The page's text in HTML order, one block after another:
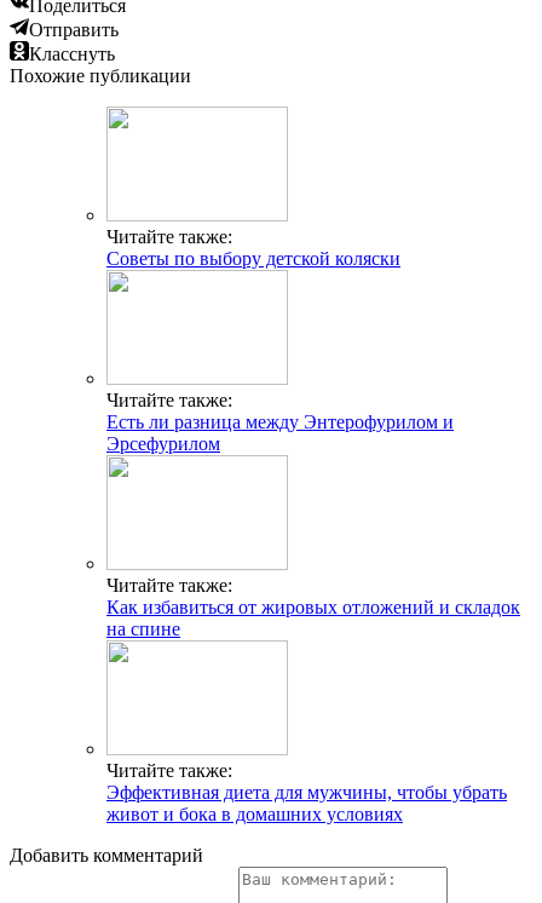
Поделиться
Отправить
Класснуть
Похожие публикации
Читайте также:
Советы по выбору детской коляски
Читайте также:
Есть ли разница между Энтерофурилом и
Эрсефурилом
Читайте также:
Как избавиться от жировых отложений и складок
на спине
Читайте также:
Эффективная диета для мужчины, чтобы убрать
живот и бока в домашних условиях
Добавить комментарий